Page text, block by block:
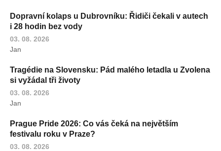
Dopravní kolaps u Dubrovníku: Řidiči čekali v autech
i 28 hodin bez vody
03. 08. 2026
Jan
Tragédie na Slovensku: Pád malého letadla u Zvolena
si vyžádal tři životy
03. 08. 2026
Jan
Prague Pride 2026: Co vás čeká na největším
festivalu roku v Praze?
03. 08. 2026